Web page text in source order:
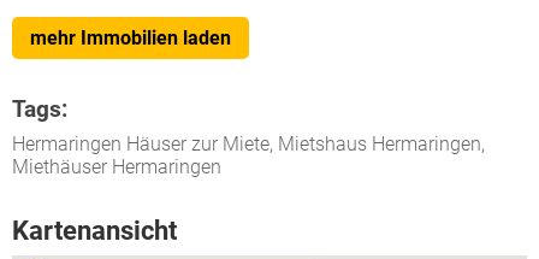
mehr Immobilien laden
Tags:
Hermaringen Häuser zur Miete, Mietshaus Hermaringen,
Miethäuser Hermaringen
Kartenansicht